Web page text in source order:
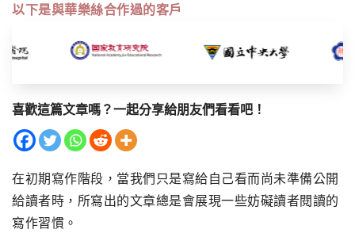
以下是與華樂絲合作過的客戶
喜歡這篇文章嗎？一起分享給朋友們看看吧！
在初期寫作階段，當我們只是寫給自己看而尚未準備公開
給讀者時，所寫出的文章總是會展現一些妨礙讀者閱讀的
寫作習慣。